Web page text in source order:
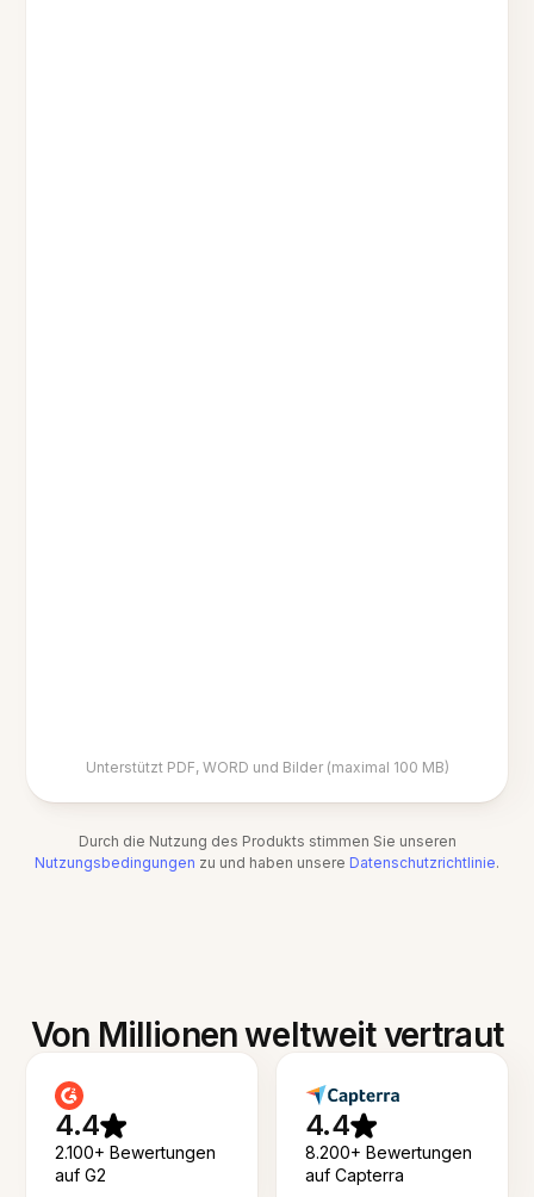
Unterstützt PDF, WORD und Bilder (maximal 100 MB)
Durch die Nutzung des Produkts stimmen Sie unseren
Nutzungsbedingungen zu und haben unsere Datenschutzrichtlinie.
Von Millionen weltweit vertraut
4.4
2.100+ Bewertungen
auf G2
4.4
8.200+ Bewertungen
auf Capterra